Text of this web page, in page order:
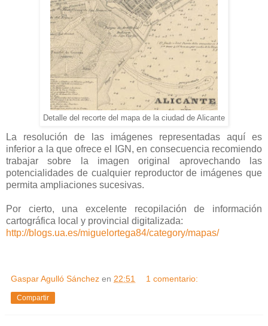
Detalle del recorte del mapa de la ciudad de Alicante
La resolución de las imágenes representadas aquí es
inferior a la que ofrece el IGN, en consecuencia recomiendo
trabajar sobre la imagen original aprovechando las
potencialidades de cualquier reproductor de imágenes que
permita ampliaciones sucesivas.
Por cierto, una excelente recopilación de información
cartográfica local y provincial digitalizada:
http://blogs.ua.es/miguelortega84/category/mapas/
Gaspar Agulló Sánchez en 22:51 1 comentario:
Compartir